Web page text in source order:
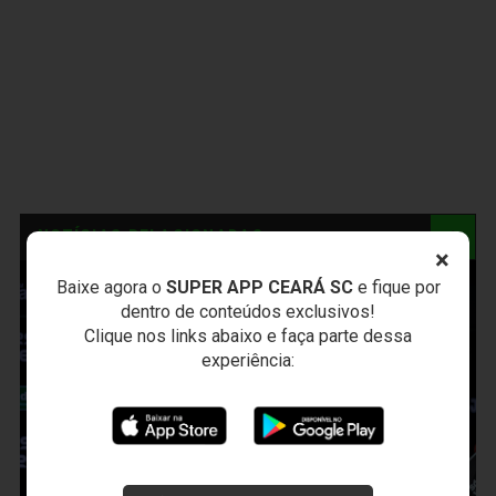
×
Baixe agora o SUPER APP CEARÁ SCe fique por
dentro de conteúdos exclusivos!
Clique nos links abaixo e faça parte dessa
experiência:
NOTÍCIAS RELACIONADAS